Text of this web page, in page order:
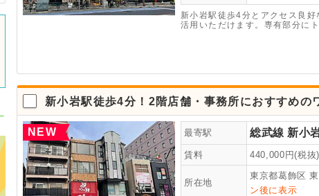
新小岩駅徒歩4分とアクセス良
活用いただけます。専有部分に
新小岩駅徒歩4分！2階店舗・事務所におすすめの
NEW 最寄駅 総武線 新小
賃料 440,000 円(税抜)
所在地
東京都葛飾区
ン後に表示